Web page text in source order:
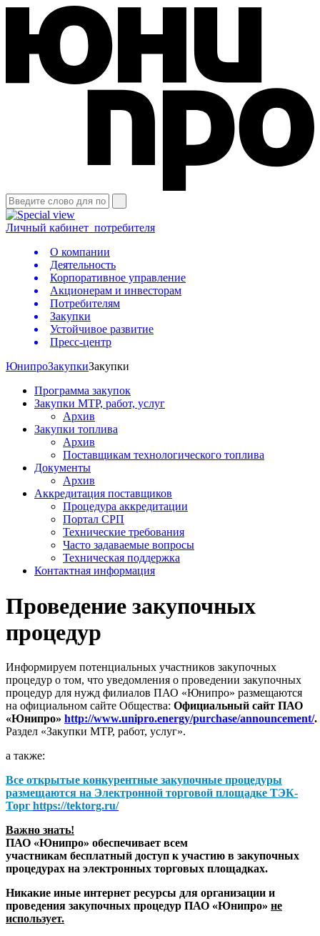
Личный кабинет потребителя
О компании
Деятельность
Корпоративное управление
Акционерам и инвесторам
Потребителям
Закупки
Устойчивое развитие
Пресс-центр
ЮнипроЗакупкиЗакупки
Программа закупок
Закупки МТР, работ, услуг
Архив
Закупки топлива
Архив
Поставщикам технологического топлива
Документы
Архив
Аккредитация поставщиков
Процедура аккредитации
Портал СРП
Технические требования
Часто задаваемые вопросы
Техническая поддержка
Контактная информация
Проведение закупочных
процедур
Информируем потенциальных участников закупочных
процедур о том, что уведомления о проведении закупочных
процедур для нужд филиалов ПАО «Юнипро» размещаются
на официальном сайте Общества: Официальный сайт ПАО
«Юнипро» http://www.unipro.energy/purchase/announcement/.
Раздел «Закупки МТР, работ, услуг».
а также:
Все открытые конкурентные закупочные процедуры
размещаются на Электронной торговой площадке ТЭК-
Торг https://tektorg.ru/
Важно знать!
ПАО «Юнипро» обеспечивает всем
участникам бесплатный доступ к участию в закупочных
процедурах на электронных торговых площадках.
Никакие иные интернет ресурсы для организации и
проведения закупочных процедур ПАО «Юнипро» не
использует.